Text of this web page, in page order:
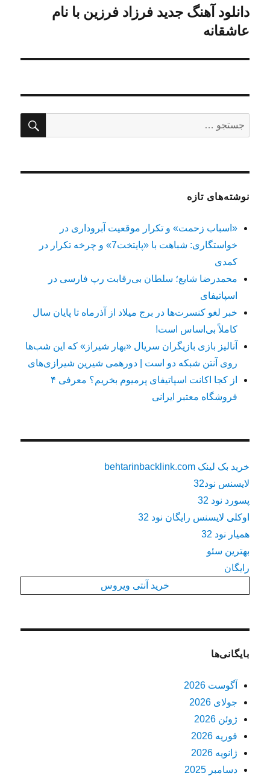
نوشته
بعدی:
دانلود آهنگ جدید فرزاد فرزین با نام
عاشقانه
برای:
نوشته‌های تازه
«اسباب زحمت» و تکرار موقعیت آبروداری در
خواستگاری: شباهت با «پایتخت7» و چرخه تکرار در
کمدی
محمدرضا شایع؛ سلطان بی‌رقابت رپ فارسی در
اسپاتیفای
خبر لغو کنسرت‌ها در برج میلاد از آذرماه تا پایان سال
کاملاً بی‌اساس است!
آنالیز بازی بازیگران سریال «بهار شیراز» که این شب‌ها
روی آنتن شبکه دو است | دورهمی شیرین شیرازی‌های
از کجا اکانت اسپاتیفای پرمیوم بخریم؟ معرفی ۴
فروشگاه معتبر ایرانی
خرید بک لینک behtarinbacklink.com
لایسنس نود32
پسورد نود 32
اوکلی لایسنس رایگان نود 32
همیار نود 32
بهترین سئو
رایگان
خرید آنتی ویروس
بایگانی‌ها
آگوست 2026
جولای 2026
ژوئن 2026
فوریه 2026
ژانویه 2026
دسامبر 2025